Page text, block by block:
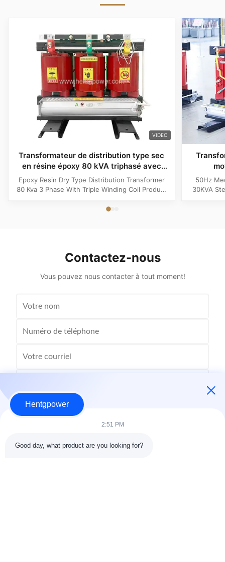
VIDEO
Transformateur de distribution type sec
en résine époxy 80 kVA triphasé avec
bobinage triple
Epoxy Resin Dry Type Distribution Transformer
80 Kva 3 Phase With Triple Winding Coil Product
transformer, distribution transformer, Dry Type
50Hz
30KVA
Contactez-nous
Vous pouvez nous contacter à tout moment!
Hentgpower
2:51 PM
Good day, what product are you looking for?